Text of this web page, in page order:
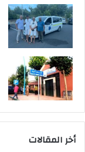
أخر المقالات